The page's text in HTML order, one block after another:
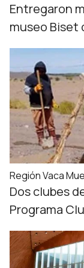
Entregaron
museo Biset
Región Vaca
Dos clubes
Programa